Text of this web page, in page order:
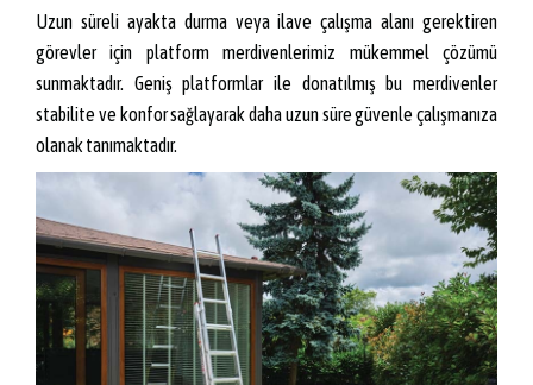
Uzun süreli ayakta durma veya ilave çalışma alanı gerektiren
görevler için platform merdivenlerimiz mükemmel çözümü
sunmaktadır. Geniş platformlar ile donatılmış bu merdivenler
stabilite ve konfor sağlayarak daha uzun süre güvenle çalışmanıza
olanak tanımaktadır.